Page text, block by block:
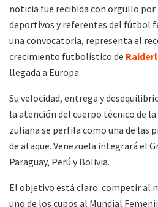
noticia fue recibida con orgullo
deportivos y referentes del fútbol
una convocatoria, representa el
crecimiento futbolístico de
llegada a Europa.
Su velocidad, entrega y
la atención del cuerpo técnico de
zuliana se perfila como una de las
de ataque. Venezuela integrará el
Paraguay, Perú y Bolivia.
El objetivo está claro: competir al
uno de los cupos al Mundial